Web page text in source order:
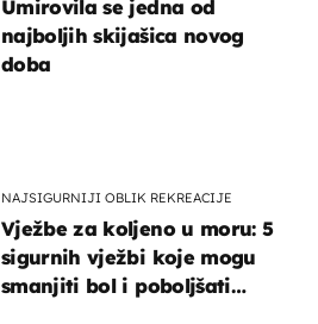
NAJSIGURNIJI OBLIK REKREACIJE
Vježbe za koljeno u moru: 5
sigurnih vježbi koje mogu
smanjiti bol i poboljšati
Umirovila se jedna od
najboljih skijašica novog
doba